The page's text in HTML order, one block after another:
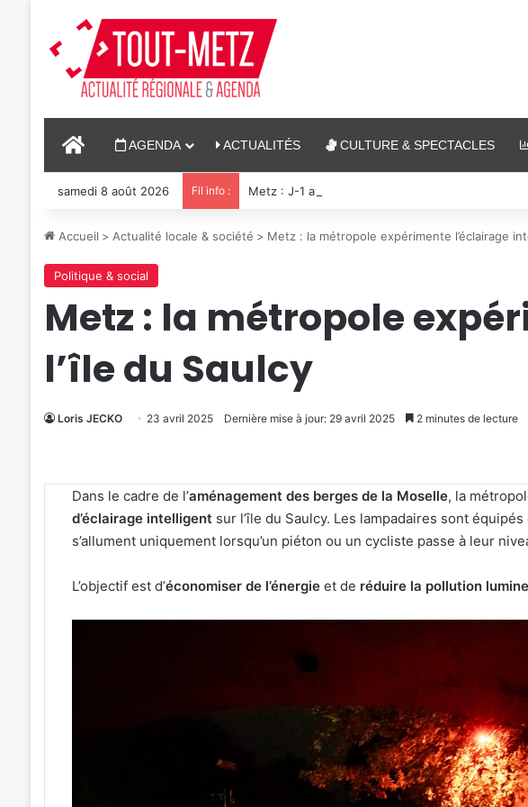
ACCUEILAGENDA ACTUALITÉS CULTURE & SPECTACLES
samedi 8 août 2026 Fil info : Metz : J-1 avant le cinéma plein air au Plan d’Eau
Accueil > Actualité locale & société > Metz : la métropole expérimente l’éclairage
Politique & social
Metz : la métropole
l’île du Saulcy
Loris JECKO 23 avril 2025 Dernière mise à jour: 29 avril 2025 2 minutes de lecture
Dans le cadre de l’aménagement des berges de la Moselle, la
d’éclairage intelligentsur l’île du Saulcy. Les lampadaires sont
s’allument uniquement lorsqu’un piéton ou un cycliste passe à leur
L’objectif est d’économiser de l’énergieet de réduire la pollution